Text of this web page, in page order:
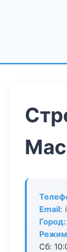
Email:
Город:
Сб: